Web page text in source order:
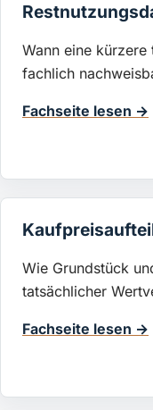
Wann eine
fachlich
Fachseite lesen →
Wie Grundstück
tatsächlicher
Fachseite lesen →